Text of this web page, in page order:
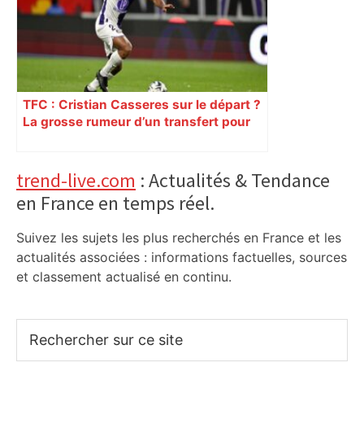
TFC : Cristian Casseres sur le départ ?
La grosse rumeur d’un transfert pour
Primary
Sidebar
trend-live.com : Actualités & Tendance
en France en temps réel.
Suivez les sujets les plus recherchés en France et les
actualités associées : informations factuelles, sources
et classement actualisé en continu.
sur